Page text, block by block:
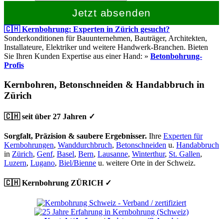
Jetzt absenden
🇨🇭 Kernbohrung: Experten in Zürich gesucht?
Sonderkonditionen für Bauunternehmen, Bauträger, Architekten,
Installateure, Elektriker und weitere Handwerk-Branchen. Bieten
Sie Ihren Kunden Expertise aus einer Hand: » Betonbohrung-
Profis
Kernbohren, Betonschneiden & Handabbruch in
Zürich
🇨🇭 seit über 27 Jahren ✓
Sorgfalt, Präzision & saubere Ergebnisser. Ihre Experten für
Kernbohrungen, Wanddurchbruch, Betonschneiden u. Handabbruch
in Zürich, Genf, Basel, Bern, Lausanne, Winterthur, St. Gallen,
Luzern, Lugano, Biel/Bienne u. weitere Orte in der Schweiz.
🇨🇭 Kernbohrung ZÜRICH ✓